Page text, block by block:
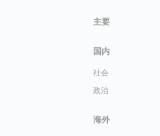
主要
国内
社会
政治
海外